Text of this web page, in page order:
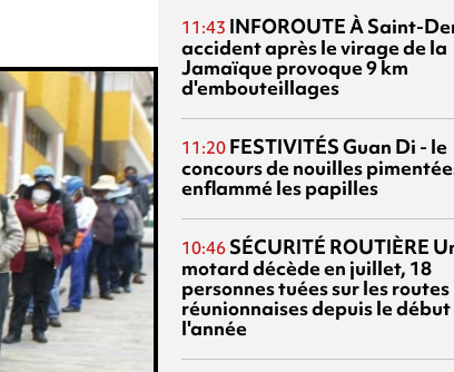
11:43 INFOROUTEÀ Saint-
accident après le virage de la
Jamaïque provoque 9 km
d'embouteillages
11:20 FESTIVITÉSGuan Di - le
concours de nouilles
enflammé les papilles
10:46 SÉCURITÉ ROUTIÈRE
motard décède en juillet, 18
personnes tuées sur les routes
réunionnaises depuis le
l'année